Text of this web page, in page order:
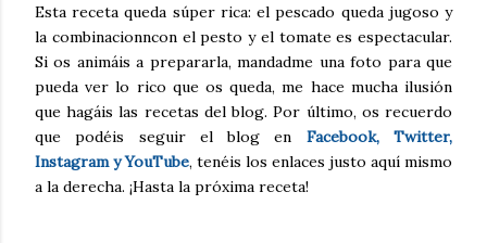
Esta receta queda súper rica: el pescado queda jugoso y
la combinacionncon el pesto y el tomate es espectacular.
Si os animáis a prepararla, mandadme una foto para que
pueda ver lo rico que os queda, me hace mucha ilusión
que hagáis las recetas del blog. Por último, os recuerdo
que podéis seguir el blog en Facebook, Twitter,
Instagram y YouTube, tenéis los enlaces justo aquí mismo
a la derecha. ¡Hasta la próxima receta!